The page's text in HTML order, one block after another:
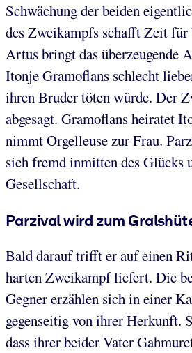
Schwächung der beiden
des Zweikampfs schafft Zeit für
Artus bringt das überzeugende
Itonje Gramoflans schlecht
ihren Bruder töten würde. Der
abgesagt. Gramoflans heiratet
nimmt Orgelleuse zur Frau.
sich fremd inmitten des Glücks
Gesellschaft.
Parzival wird zum
Bald darauf trifft er auf einen
harten Zweikampf liefert. Die
Gegner erzählen sich in einer
gegenseitig von ihrer Herkunft.
dass ihrer beider Vater